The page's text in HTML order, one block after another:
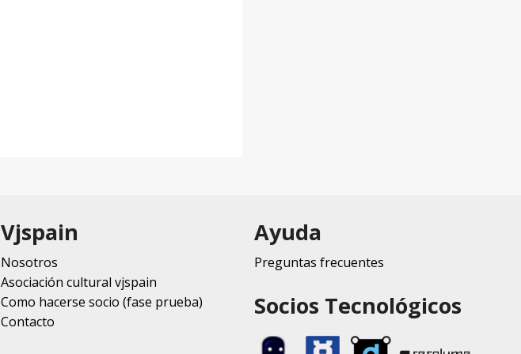
Vjspain
Nosotros
Asociación cultural vjspain
Como hacerse socio (fase prueba)
Contacto
Ayuda
Preguntas frecuentes
Socios Tecnológicos